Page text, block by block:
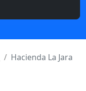
Hacienda La Jara